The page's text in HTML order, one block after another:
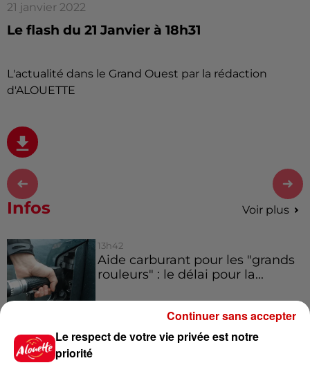
21 janvier 2022
Le flash du 21 Janvier à 18h31
L'actualité dans le Grand Ouest par la rédaction
d'ALOUETTE
Infos Voir plus
13h42
Aide carburant pour les "grands
rouleurs" : le délai pour la...
10h54
Le respect de votre vie privée est notre
priorité
Continuer sans accepter